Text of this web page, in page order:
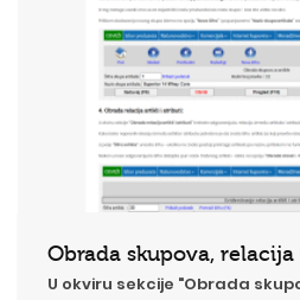
Obrada skupova,
U okviru sekcije "Obrada